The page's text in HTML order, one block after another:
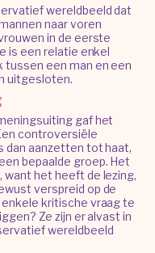
wereldbeeld dat
naar voren
in de eerste
is een relatie enkel
tussen een man en een
uitgesloten.
gaf het
controversiële
dan aanzetten tot haat,
bepaalde groep. Het
het heeft de lezing,
verspreid op de
kritische vraag te
Ze zijn er alvast in
wereldbeeld